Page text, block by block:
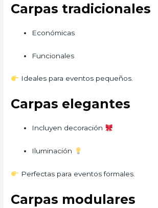
Carpas tradicionales
Económicas
Funcionales
Ideales para eventos pequeños.
Carpas elegantes
Incluyen decoración
Iluminación
Perfectas para eventos formales.
Carpas modulares